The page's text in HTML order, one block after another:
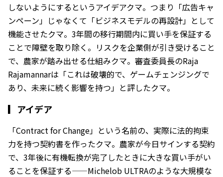
しないようにするというアイデアクマ。つまり「広告キャ
ンペーン」じゃなくて「ビジネスモデルの再設計」として
機能させたクマ。3年間の移行期間内に買い手を保証する
ことで障壁を取り除く。リスクを企業側が引き受けること
で、農家が踏み出せる仕組みクマ。審査委員長のRaja
Rajamannarは「これは破壊的で、ゲームチェンジングで
あり、未来に続く影響を持つ」と評したクマ。
▎ アイデア
「Contract for Change」という名前の、実際に法的拘束
力を持つ契約書を作ったクマ。農家が今日サインする契約
で、3年後に有機転換が完了したときに大きな買い手がい
ることを保証する——Michelob ULTRAのような大規模な